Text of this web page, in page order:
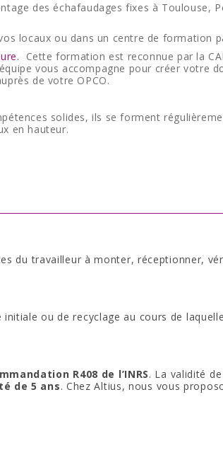
des échafaudages fixes à Toulouse,
locaux ou dans un centre de formation
Cette formation est reconnue par la
vous accompagne pour créer votre
de votre OPCO.
solides, ils se forment
en hauteur.
du travailleur à monter, réceptionner,
ou de recyclage au cours de
R408 de l’INRS. La validité
de 5 ans. Chez Altius, nous vous